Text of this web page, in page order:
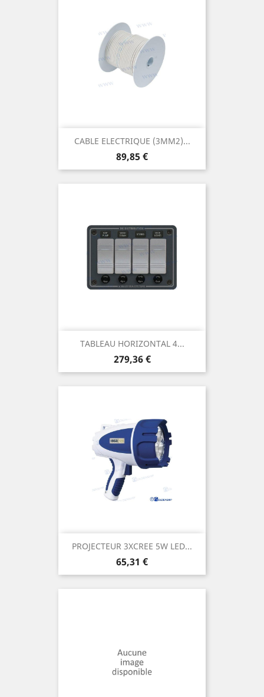
CABLE ELECTRIQUE (3MM2)...
Prix
89,85 €
TABLEAU HORIZONTAL 4...
Prix
279,36 €
PROJECTEUR 3XCREE 5W LED...
Prix
65,31 €